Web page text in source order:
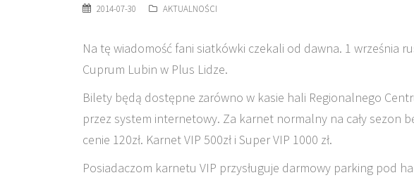
2014-07-30 AKTUALNOŚCI
Na tę wiadomość fani siatkówki czekali od dawna. 1 września
Cuprum Lubin w Plus Lidze.
Bilety będą dostępne zarówno w kasie hali Regionalnego
przez system internetowy. Za karnet normalny na cały sezon
cenie 120zł. Karnet VIP 500zł i Super VIP 1000 zł.
Posiadaczom karnetu VIP przysługuje darmowy parking pod